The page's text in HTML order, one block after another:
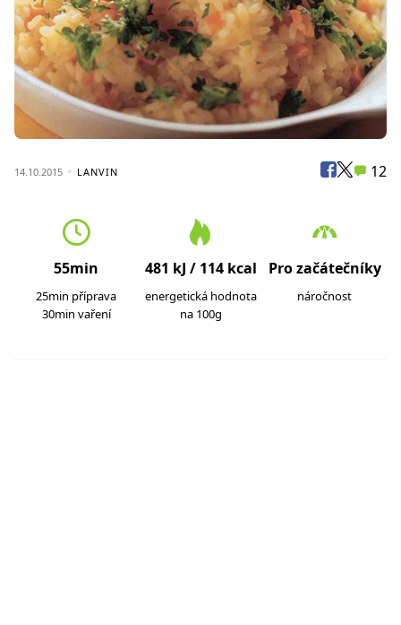
14.10.2015 LANVIN 12
55min
25min příprava
30min vaření
481 kJ / 114 kcal
energetická hodnota
na 100g
Pro začátečníky
náročnost